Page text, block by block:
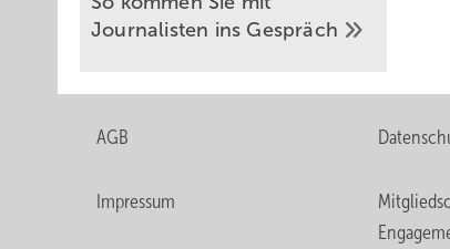
Was aber, wenn man nicht mehr als die Daten
Programm eingeben und die betreffende
aufgenommen werden.
Journalisten ins Gespräch
AGB
Impressum